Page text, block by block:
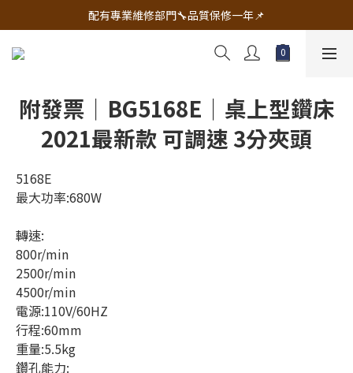
🔧電動工具&五金唯一首選 宇慶五金網拍🔧
配有專業維修部門🔧品質保修一年📌
🔧電動工具&五金唯一首選 宇慶五金網拍🔧
附發票｜BG5168E｜桌上型鑽床
2021最新款 可調速 3分夾頭
5168E
最大功率:680W
轉速:
800r/min
2500r/min
4500r/min
電源:110V/60HZ
行程:60mm
重量:5.5kg
鑽孔能力: